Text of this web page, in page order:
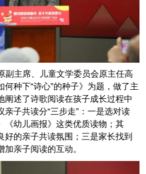
副主席、儿童文学委员会原主任高
何种下“诗心”的种子》为题，做了主
阐述了诗歌阅读在孩子成长过程中
亲子共读分“三步走”：一是选对读
《幼儿画报》这类优质读物；其
好的亲子共读氛围；三是家长找到
亲子阅读的互动。